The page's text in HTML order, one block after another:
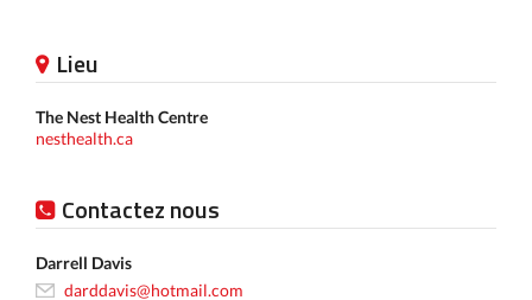
Lieu
The Nest Health Centre
nesthealth.ca
Contactez nous
Darrell Davis
darddavis@hotmail.com